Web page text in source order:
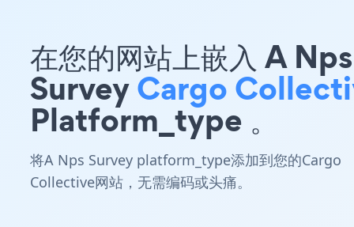
在您的网站上嵌入 A Nps
SurveyCargo
Platform_type 。
将A Nps Survey platform_type添加到您的Cargo
Collective网站，无需编码或头痛。